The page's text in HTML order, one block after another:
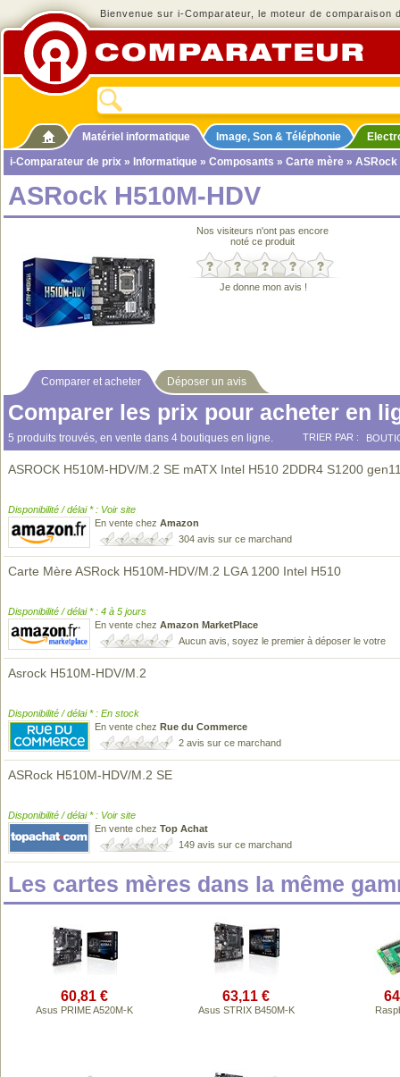
Bienvenue sur i-Comparateur, le moteur de comparaison
Matériel informatique Image, Son & Téléphonie
i-Comparateur de prix » Informatique » Composants » Carte mère » ASRock
ASRock H510M-HDV
Nos visiteurs n'ont pas encore
noté ce produit
Je donne mon avis !
Comparer et acheter Déposer un avis
Comparer les prix pour acheter en
5 produits trouvés, en vente dans 4 boutiques en ligne. TRIER PAR :
ASROCK H510M-HDV/M.2 SE mATX Intel H510 2DDR4 S1200
Disponibilité / délai * : Voir site
En vente chez Amazon
304 avis sur ce marchand
Carte Mère ASRock H510M-HDV/M.2 LGA 1200 Intel H510
Disponibilité / délai * : 4 à 5 jours
En vente chez Amazon MarketPlace
Aucun avis, soyez le premier à déposer le votre
Asrock H510M-HDV/M.2
Disponibilité / délai * : En stock
En vente chez Rue du Commerce
2 avis sur ce marchand
ASRock H510M-HDV/M.2 SE
Disponibilité / délai * : Voir site
En vente chez Top Achat
149 avis sur ce marchand
Les cartes mères dans la même
60,81 €
Asus PRIME A520M-K
63,11 €
Asus STRIX B450M-K